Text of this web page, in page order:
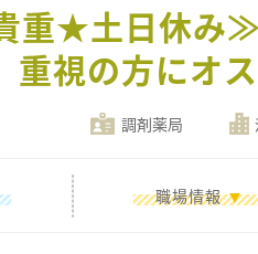
重★土日休み
重視の方にオ
調剤薬局
職場情報